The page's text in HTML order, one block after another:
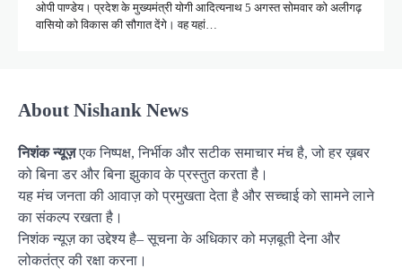
ओपी पाण्डेय। प्रदेश के मुख्यमंत्री योगी आदित्यनाथ 5 अगस्त सोमवार को अलीगढ़
वासियो को विकास की सौगात देंगे। वह यहां…
About Nishank News
निशंक न्यूज़एक निष्पक्ष, निर्भीक और सटीक समाचार मंच है, जो हर ख़बर
को बिना डर और बिना झुकाव के प्रस्तुत करता है।
यह मंच जनता की आवाज़ को प्रमुखता देता है और सच्चाई को सामने लाने
का संकल्प रखता है।
निशंक न्यूज़ का उद्देश्य है– सूचना के अधिकार को मज़बूती देना और
लोकतंत्र की रक्षा करना।